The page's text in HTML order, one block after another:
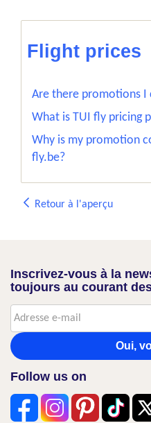
Flight prices
Are there promotions I
What is TUI fly pricing
Why is my promotion
fly.be?
Retour à l'aperçu
Inscrivez-vous à la
toujours au courant
Oui,
Follow us on